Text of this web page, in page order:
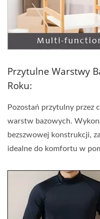
Przytulne Warstwy
Roku:
Pozostań przytulny przez
warstw bazowych.
bezszwowej konstrukcji,
idealne do komfortu w